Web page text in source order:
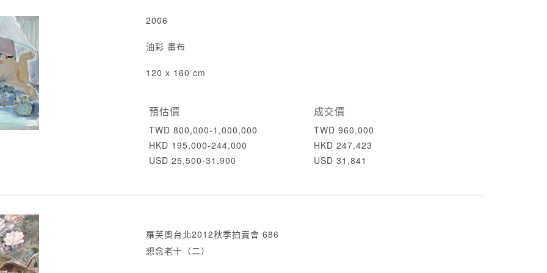
2006
油彩 畫布
120 x 160 cm
預估價
TWD 800,000-1,000,000
HKD 195,000-244,000
USD 25,500-31,900
成交價
TWD 960,000
HKD 247,423
USD 31,841
羅芙奧台北2012秋季拍賣會 686
想念老十（二）